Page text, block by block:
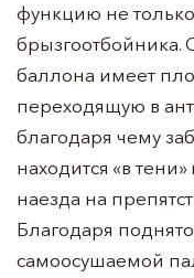
функцию не
брызгоотбойника.
баллона имеет
переходящую в
благодаря чему
находится «в
наезда на
Благодаря
самоосушаемой